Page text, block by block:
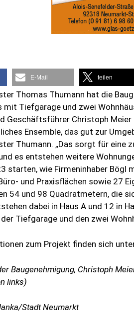
E-Mail teilen
Thomas Thumann hat die
mit Tiefgarage und zwei
Geschäftsführer Christoph
Ensemble, das gut zur
Thumann. „Das sorgt für eine
es entstehen weitere
starten, wie Firmeninhaber Bögl
und Praxisflächen sowie 27
54 und 98 Quadratmetern, die
dabei in Haus A und 12 in
Tiefgarage und den zwei
zum Projekt finden sich
Baugenehmigung, Christoph
links)
Stadt Neumarkt